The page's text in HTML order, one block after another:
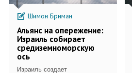
Шимон Бриман
Альянс на опережение:
Израиль собирает
средиземноморскую
ось
Израиль создает